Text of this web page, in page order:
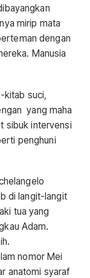
mirip mata
dengan
Manusia
suci,
yang maha
sibuk intervensi
penghuni
di langit-langit
tua yang
Adam.
nomor Mei
anatomi syaraf